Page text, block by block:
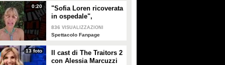
0:20
"Sofia Loren ricoverata
in ospedale",
Alessandra Mussolini
smentisce: "È serena e
836 VISUALIZZAZIONI
Spettacolo Fanpage
13 foto
Il cast di The Traitors 2
con Alessia Marcuzzi